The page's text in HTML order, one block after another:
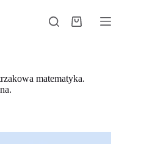
Koszyk
matematyka.